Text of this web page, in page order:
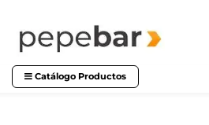
Catálogo Productos